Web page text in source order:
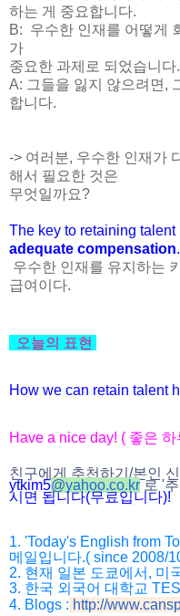
하는 게 중요합니다.
B: 우수한 인재를 어떻게
가
중요한 과제로 되었습니다.
A: 그들을 잃지 않으려면,
합니다.
-> 여러분, 우수한 인재가
해서 필요한 것은
무엇일까요?
The key to retaining talent
adequate compensation.
우수한 인재를 유지하는
급여이다.
오늘의 표현
How we can retain talent
Have a nice day! ( 좋은
친구에게 추천하기/본인
ytkim5@yahoo.co.kr 로 '
시면 됩니다(무료입니다)!
1. 'Today's English from
메일입니다.( since 2008/
2. 현재 일본 도쿄에서, 미
3. 한국 외국어 대학교
4. Blogs : http://